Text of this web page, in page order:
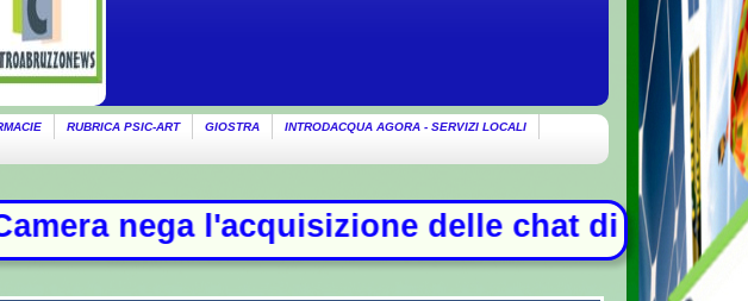
RUBRICA PSIC-ART GIOSTRA
INTRODACQUA AGORA - SERVIZI LOCALI
delle chat di Delmastro. Tensione